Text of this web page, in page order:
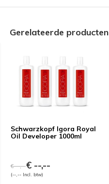
Gerelateerde producten
Schwarzkopf Igora Royal
Oil Developer 1000ml
€ --,--€ --,--
(--,-- Incl. btw)